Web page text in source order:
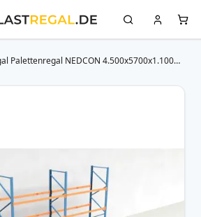
Palettenregal NEDCON 4.500x5700x1.100